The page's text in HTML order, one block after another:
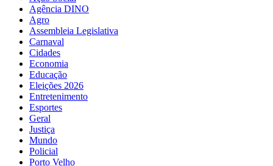
Agência DINO
Agro
Assembleia Legislativa
Carnaval
Cidades
Economia
Educação
Eleições 2026
Entretenimento
Esportes
Geral
Justiça
Mundo
Policial
Porto Velho